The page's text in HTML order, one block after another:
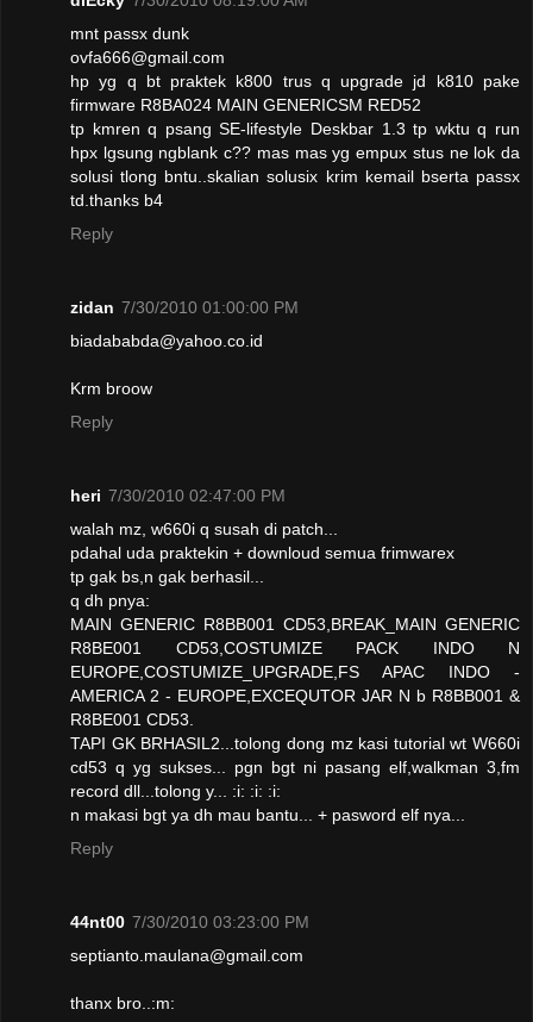
mnt passx dunk
ovfa666@gmail.com
hp yg q bt praktek k800 trus q upgrade jd k810 pake
firmware R8BA024 MAIN GENERICSM RED52
tp kmren q psang SE-lifestyle Deskbar 1.3 tp wktu q run
hpx lgsung ngblank c?? mas mas yg empux stus ne lok da
solusi tlong bntu..skalian solusix krim kemail bserta passx
td.thanks b4
Reply
zidan 7/30/2010 01:00:00 PM
biadababda@yahoo.co.id
Krm broow
Reply
heri 7/30/2010 02:47:00 PM
walah mz, w660i q susah di patch...
pdahal uda praktekin + downloud semua frimwarex
tp gak bs,n gak berhasil...
q dh pnya:
MAIN GENERIC R8BB001 CD53,BREAK_MAIN GENERIC
R8BE001 CD53,COSTUMIZE PACK INDO N
EUROPE,COSTUMIZE_UPGRADE,FS APAC INDO -
AMERICA 2 - EUROPE,EXCEQUTOR JAR N b R8BB001 &
R8BE001 CD53.
TAPI GK BRHASIL2...tolong dong mz kasi tutorial wt W660i
cd53 q yg sukses... pgn bgt ni pasang elf,walkman 3,fm
record dll...tolong y... :i: :i: :i:
n makasi bgt ya dh mau bantu... + pasword elf nya...
Reply
44nt00 7/30/2010 03:23:00 PM
septianto.maulana@gmail.com
thanx bro..:m: